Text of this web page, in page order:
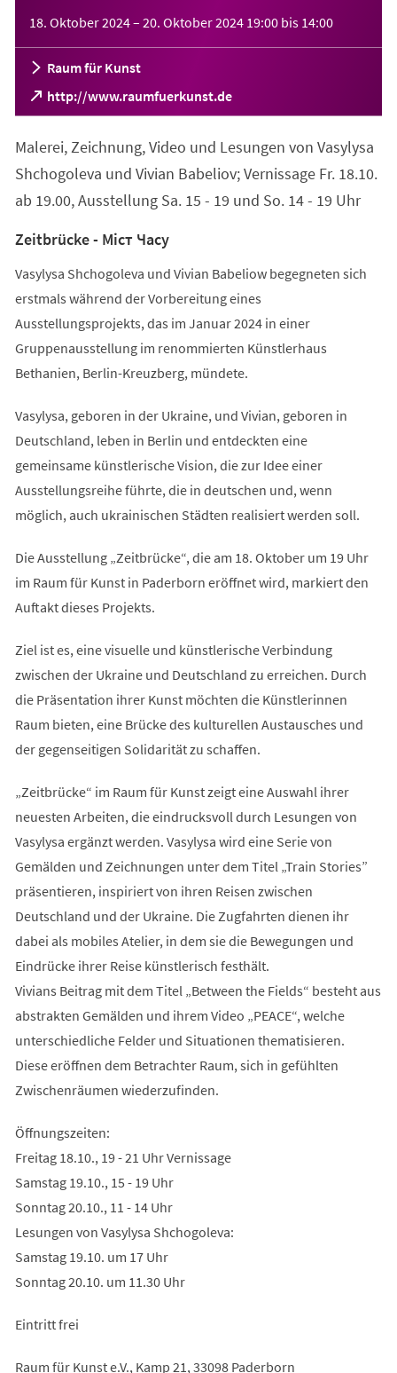
18. Oktober 2024– 20. Oktober 2024 19:00 bis 14:00
Raum für Kunst
http://www.raumfuerkunst.de
(Öffnet
in
neuen
Tab)
Malerei, Zeichnung, Video und Lesungen von Vasylysa
Shchogoleva und Vivian Babeliov; Vernissage Fr. 18.10.
ab 19.00, Ausstellung Sa. 15 - 19 und So. 14 - 19 Uhr
Zeitbrücke - Міст Часу
Vasylysa Shchogoleva und Vivian Babeliow begegneten sich
erstmals während der Vorbereitung eines
Ausstellungsprojekts, das im Januar 2024 in einer
Gruppenausstellung im renommierten Künstlerhaus
Bethanien, Berlin-Kreuzberg, mündete.
Vasylysa, geboren in der Ukraine, und Vivian, geboren in
Deutschland, leben in Berlin und entdeckten eine
gemeinsame künstlerische Vision, die zur Idee einer
Ausstellungsreihe führte, die in deutschen und, wenn
möglich, auch ukrainischen Städten realisiert werden soll.
Die Ausstellung „Zeitbrücke“, die am 18. Oktober um 19 Uhr
im Raum für Kunst in Paderborn eröffnet wird, markiert den
Auftakt dieses Projekts.
Ziel ist es, eine visuelle und künstlerische Verbindung
zwischen der Ukraine und Deutschland zu erreichen. Durch
die Präsentation ihrer Kunst möchten die Künstlerinnen
Raum bieten, eine Brücke des kulturellen Austausches und
der gegenseitigen Solidarität zu schaffen.
„Zeitbrücke“ im Raum für Kunst zeigt eine Auswahl ihrer
neuesten Arbeiten, die eindrucksvoll durch Lesungen von
Vasylysa ergänzt werden. Vasylysa wird eine Serie von
Gemälden und Zeichnungen unter dem Titel „Train Stories”
präsentieren, inspiriert von ihren Reisen zwischen
Deutschland und der Ukraine. Die Zugfahrten dienen ihr
dabei als mobiles Atelier, in dem sie die Bewegungen und
Eindrücke ihrer Reise künstlerisch festhält.
Vivians Beitrag mit dem Titel „Between the Fields“ besteht aus
abstrakten Gemälden und ihrem Video „PEACE“, welche
unterschiedliche Felder und Situationen thematisieren.
Diese eröffnen dem Betrachter Raum, sich in gefühlten
Zwischenräumen wiederzufinden.
Öffnungszeiten:
Freitag 18.10., 19 - 21 Uhr Vernissage
Samstag 19.10., 15 - 19 Uhr
Sonntag 20.10., 11 - 14 Uhr
Lesungen von Vasylysa Shchogoleva:
Samstag 19.10. um 17 Uhr
Sonntag 20.10. um 11.30 Uhr
Eintritt frei
Raum für Kunst e.V., Kamp 21, 33098 Paderborn